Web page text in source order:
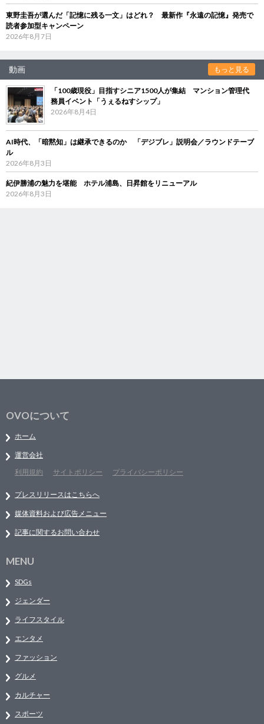
東野圭吾が選んだ「記憶に残る一文」はどれ？ 最新作『永遠の記憶』発売で
読者参加型キャンペーン
2026年8月7日
動画 もっと見る
「100歳現役」目指すシニア1500人が集結 マンション管理代
務員イベント「うぇるねすシップ」
2026年8月4日
AI時代、「暗黙知」は継承できるのか 「デジブレ」説明会／ラウンドテーブ
ル
2026年8月3日
紀伊勝浦の魅力を堪能 ホテル浦島、日昇館をリニューアル
2026年8月3日
OVOについて
ホーム
運営会社
利用規約
サイトポリシー プライバシーポリシー
プレスリリースはこちらへ
媒体資料および広告メニュー
記事に関するお問い合わせ
MENU
SDGs
ジェンダー
ライフスタイル
エンタメ
ファッション
グルメ
カルチャー
スポーツ